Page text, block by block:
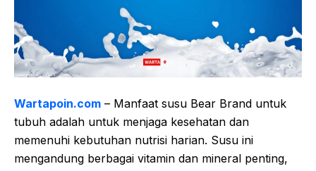
Wartapoin.com – Manfaat susu Bear Brand untuk
tubuh adalah untuk menjaga kesehatan dan
memenuhi kebutuhan nutrisi harian. Susu ini
mengandung berbagai vitamin dan mineral penting,